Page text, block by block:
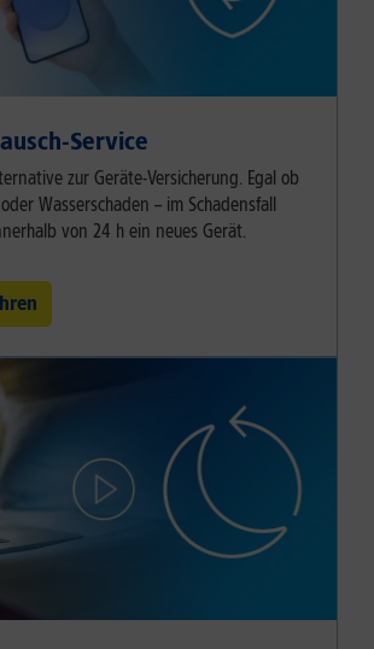
Service
zur Geräte-Versicherung. Egal ob
Wasserschaden – im Schadensfall
von 24 h ein neues Gerät.